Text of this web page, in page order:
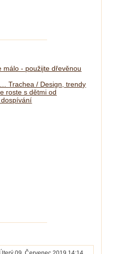
málo - použijte dřevěnou
Trachea / Design, trendy
roste s dětmi od